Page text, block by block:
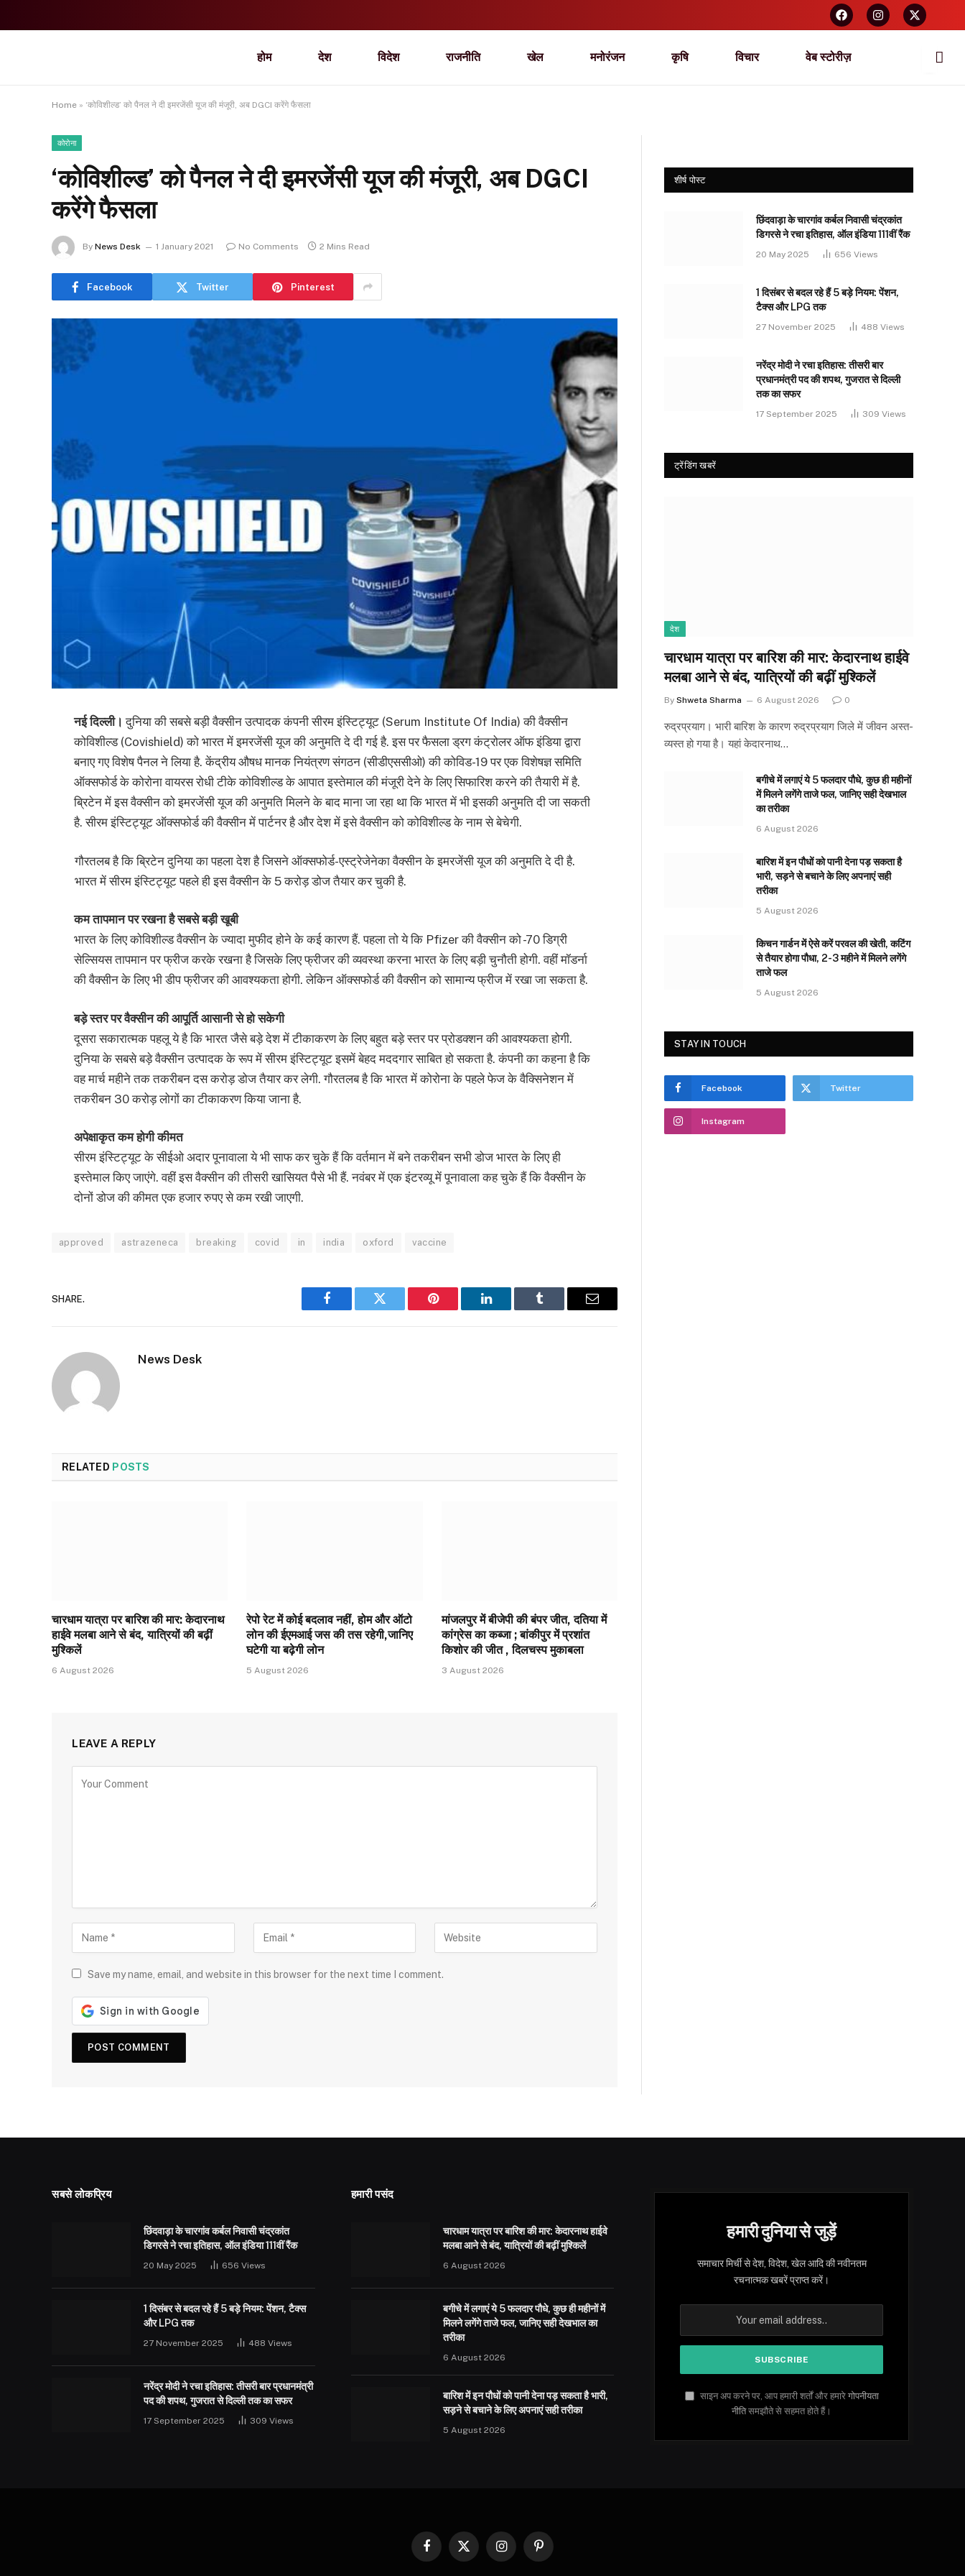
होम देश विदेश राजनीति खेल मनोरंजन कृषि विचार वेब स्टोरीज़
Home » ‘कोविशील्ड’ को पैनल ने दी इमरजेंसी यूज की मंजूरी, अब DGCI करेंगे फैसला
कोरोना
‘कोविशील्ड’ को पैनल ने दी इमरजेंसी यूज की मंजूरी, अब DGCI
करेंगे फैसला
By News Desk 1 January 2021 No Comments 2 Mins Read
Facebook Twitter Pinterest
नई दिल्ली। दुनिया की सबसे बड़ी वैक्सीन उत्पादक कंपनी सीरम इंस्टिट्यूट (Serum Institute Of India) की वैक्सीन
कोविशील्ड (Covishield) को भारत में इमरजेंसी यूज की अनुमति दे दी गई है. इस पर फैसला ड्रग कंट्रोलर ऑफ इंडिया द्वारा
बनाए गए विशेष पैनल ने लिया है. केंद्रीय औषध मानक नियंत्रण संगठन (सीडीएससीओ) की कोविड-19 पर एक विशेषज्ञ समिति
ऑक्सफोर्ड के कोरोना वायरस रोधी टीके कोविशील्ड के आपात इस्तेमाल की मंजूरी देने के लिए सिफारिश करने की तैयारी में है.
ब्रिटेन में इस वैक्सीन को इमरजेंसी यूज की अनुमति मिलने के बाद माना जा रहा था कि भारत में भी इसकी अनुमति दी जा सकती
है. सीरम इंस्टिट्यूट ऑक्सफोर्ड की वैक्सीन में पार्टनर है और देश में इसे वैक्सीन को कोविशील्ड के नाम से बेचेगी.
गौरतलब है कि ब्रिटेन दुनिया का पहला देश है जिसने ऑक्सफोर्ड-एस्ट्रेजेनेका वैक्सीन के इमरजेंसी यूज की अनुमति दे दी है.
भारत में सीरम इंस्टिट्यूट पहले ही इस वैक्सीन के 5 करोड़ डोज तैयार कर चुकी है.
कम तापमान पर रखना है सबसे बड़ी खूबी
भारत के लिए कोविशील्ड वैक्सीन के ज्यादा मुफीद होने के कई कारण हैं. पहला तो ये कि Pfizer की वैक्सीन को -70 डिग्री
सेल्सियस तापमान पर फ्रीज करके रखना है जिसके लिए फ्रीजर की व्यवस्था करना भारत के लिए बड़ी चुनौती होगी. वहीं मॉडर्ना
की वैक्सीन के लिए भी डीप फ्रीजर की आवश्यकता होगी. लेकिन ऑक्सफोर्ड की वैक्सीन को सामान्य फ्रीज में रखा जा सकता है.
बड़े स्तर पर वैक्सीन की आपूर्ति आसानी से हो सकेगी
दूसरा सकारात्मक पहलू ये है कि भारत जैसे बड़े देश में टीकाकरण के लिए बहुत बड़े स्तर पर प्रोडक्शन की आवश्यकता होगी.
दुनिया के सबसे बड़े वैक्सीन उत्पादक के रूप में सीरम इंस्टिट्यूट इसमें बेहद मददगार साबित हो सकता है. कंपनी का कहना है कि
वह मार्च महीने तक तकरीबन दस करोड़ डोज तैयार कर लेगी. गौरतलब है कि भारत में कोरोना के पहले फेज के वैक्सिनेशन में
तकरीबन 30 करोड़ लोगों का टीकाकरण किया जाना है.
अपेक्षाकृत कम होगी कीमत
सीरम इंस्टिट्यूट के सीईओ अदार पूनावाला ये भी साफ कर चुके हैं कि वर्तमान में बने तकरीबन सभी डोज भारत के लिए ही
इस्तेमाल किए जाएंगे. वहीं इस वैक्सीन की तीसरी खासियत पैसे भी हैं. नवंबर में एक इंटरव्यू में पूनावाला कह चुके हैं कि वैक्सीन के
दोनों डोज की कीमत एक हजार रुपए से कम रखी जाएगी.
approved astrazeneca breaking covid in india oxford vaccine
SHARE.
Facebook Twitter Pinterest LinkedIn Tumblr Email
News Desk
RELATED POSTS
चारधाम यात्रा पर बारिश की मार: केदारनाथ
हाईवे मलबा आने से बंद, यात्रियों की बढ़ीं
मुश्किलें
6 August 2026
रेपो रेट में कोई बदलाव नहीं, होम और ऑटो
लोन की ईएमआई जस की तस रहेगी,जानिए
घटेगी या बढ़ेगी लोन
5 August 2026
मांजलपुर में बीजेपी की बंपर जीत, दतिया में
कांग्रेस का कब्जा ; बांकीपुर में प्रशांत
किशोर की जीत , दिलचस्प मुकाबला
3 August 2026
LEAVE A REPLY
Save my name, email, and website in this browser for the next time I comment.
शीर्ष पोस्ट
छिंदवाड़ा के चारगांव कर्बल निवासी चंद्रकांत
डिगरसे ने रचा इतिहास, ऑल इंडिया 111वीं रैंक
20 May 2025 656 Views
1 दिसंबर से बदल रहे हैं 5 बड़े नियम: पेंशन,
टैक्स और LPG तक
27 November 2025 488 Views
नरेंद्र मोदी ने रचा इतिहास: तीसरी बार
प्रधानमंत्री पद की शपथ, गुजरात से दिल्ली
तक का सफर
17 September 2025 309 Views
ट्रेंडिंग खबरें
देश
चारधाम यात्रा पर बारिश की मार: केदारनाथ हाईवे
मलबा आने से बंद, यात्रियों की बढ़ीं मुश्किलें
By Shweta Sharma 6 August 2026 0
रुद्रप्रयाग। भारी बारिश के कारण रुद्रप्रयाग जिले में जीवन अस्त-
व्यस्त हो गया है। यहां केदारनाथ…
बगीचे में लगाएं ये 5 फलदार पौधे, कुछ ही महीनों
में मिलने लगेंगे ताजे फल, जानिए सही देखभाल
का तरीका
6 August 2026
बारिश में इन पौधों को पानी देना पड़ सकता है
भारी, सड़ने से बचाने के लिए अपनाएं सही
तरीका
5 August 2026
किचन गार्डन में ऐसे करें परवल की खेती, कटिंग
से तैयार होगा पौधा, 2-3 महीने में मिलने लगेंगे
ताजे फल
5 August 2026
STAY IN TOUCH
Facebook Twitter
Instagram
सबसे लोकप्रिय
छिंदवाड़ा के चारगांव कर्बल निवासी चंद्रकांत
डिगरसे ने रचा इतिहास, ऑल इंडिया 111वीं रैंक
20 May 2025 656 Views
1 दिसंबर से बदल रहे हैं 5 बड़े नियम: पेंशन, टैक्स
और LPG तक
27 November 2025 488 Views
नरेंद्र मोदी ने रचा इतिहास: तीसरी बार प्रधानमंत्री
पद की शपथ, गुजरात से दिल्ली तक का सफर
17 September 2025 309 Views
हमारी पसंद
चारधाम यात्रा पर बारिश की मार: केदारनाथ हाईवे
मलबा आने से बंद, यात्रियों की बढ़ीं मुश्किलें
6 August 2026
बगीचे में लगाएं ये 5 फलदार पौधे, कुछ ही महीनों में
मिलने लगेंगे ताजे फल, जानिए सही देखभाल का
तरीका
6 August 2026
बारिश में इन पौधों को पानी देना पड़ सकता है भारी,
सड़ने से बचाने के लिए अपनाएं सही तरीका
5 August 2026
हमारी दुनिया से जुड़ें
समाचार मिर्ची से देश, विदेश, खेल आदि की नवीनतम
रचनात्मक खबरें प्राप्त करें।
साइन अप करने पर, आप हमारी शर्तों और हमारे गोपनीयता
नीतिसमझौते से सहमत होते हैं।
Facebook
X
InstagramPinterest